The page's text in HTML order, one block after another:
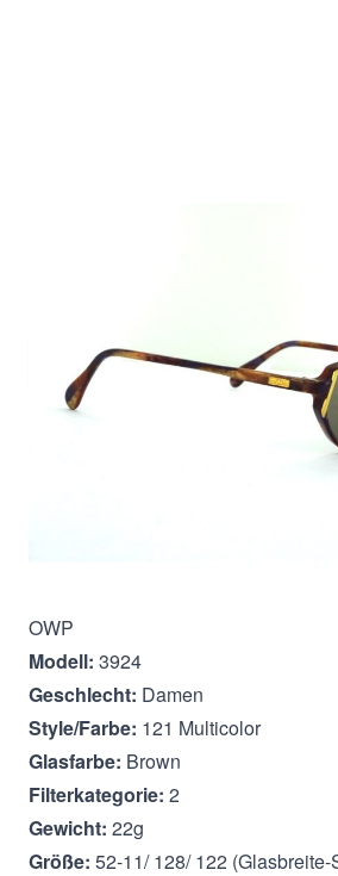
OWP
Modell: 3924
Geschlecht: Damen
Style/Farbe: 121 Multicolor
Glasfarbe: Brown
Filterkategorie: 2
Gewicht: 22g
Größe: 52-11/ 128/ 122 (Glasbreite-